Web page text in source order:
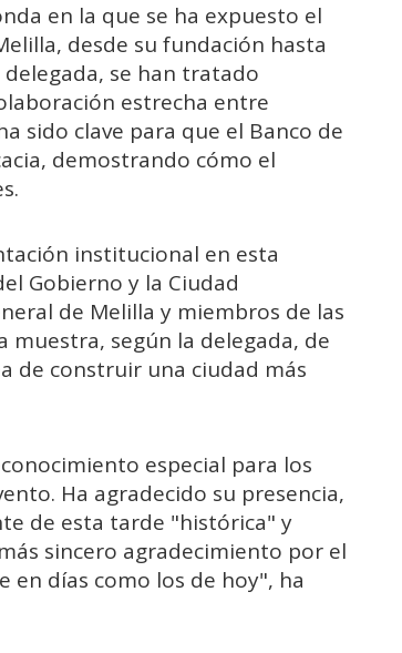
en la que se ha expuesto el
desde su fundación hasta
se han tratado
estrecha entre
sido clave para que el Banco de
demostrando cómo el
institucional en esta
Gobierno y la Ciudad
de Melilla y miembros de las
muestra, según la delegada, de
de construir una ciudad más
especial para los
Ha agradecido su presencia,
de esta tarde "histórica" y
sincero agradecimiento por el
en días como los de hoy", ha